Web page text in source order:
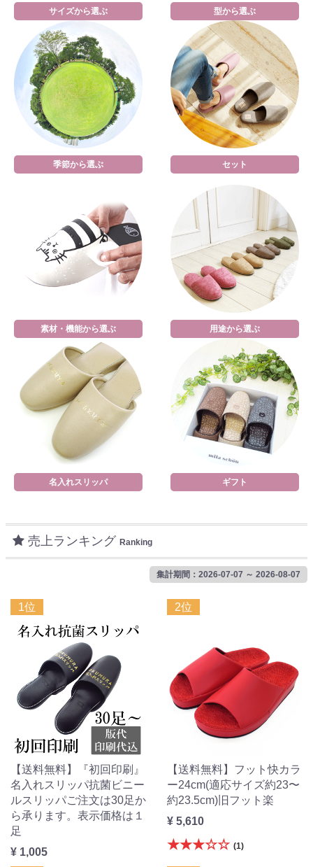
サイズから選ぶ 型から選ぶ
季節から選ぶ セット
素材・機能から選ぶ 用途から選ぶ
名入れスリッパ ギフト
売上ランキング Ranking
集計期間：2026-07-07 ～ 2026-08-07
1位
【送料無料】『初回印刷』
名入れスリッパ抗菌ビニー
ルスリッパご注文は30足か
ら承ります。表示価格は１
足
¥ 1,005
2位
【送料無料】フット快カラ
ー24cm(適応サイズ約23〜
約23.5cm)旧フット楽
¥ 5,610
★★★☆☆ (1)